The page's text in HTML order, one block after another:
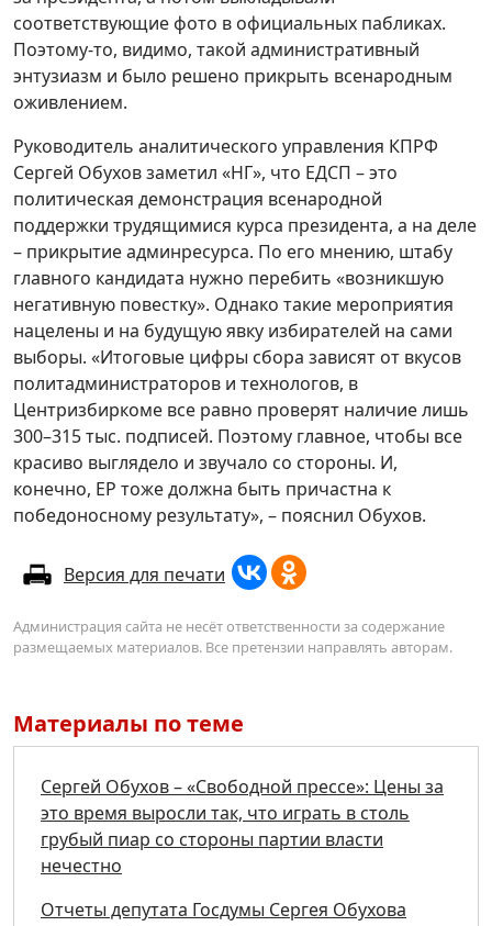
соответствующие фото в официальных пабликах.
Поэтому-то, видимо, такой административный
энтузиазм и было решено прикрыть всенародным
оживлением.
Руководитель аналитического управления КПРФ
Сергей Обухов заметил «НГ», что ЕДСП – это
политическая демонстрация всенародной
поддержки трудящимися курса президента, а на деле
– прикрытие админресурса. По его мнению, штабу
главного кандидата нужно перебить «возникшую
негативную повестку». Однако такие мероприятия
нацелены и на будущую явку избирателей на сами
выборы. «Итоговые цифры сбора зависят от вкусов
политадминистраторов и технологов, в
Центризбиркоме все равно проверят наличие лишь
300–315 тыс. подписей. Поэтому главное, чтобы все
красиво выглядело и звучало со стороны. И,
конечно, ЕР тоже должна быть причастна к
победоносному результату», – пояснил Обухов.
Версия для печати
Администрация сайта не несёт ответственности за содержание
размещаемых материалов. Все претензии направлять авторам.
Материалы по теме
Сергей Обухов – «Свободной прессе»: Цены за
это время выросли так, что играть в столь
грубый пиар со стороны партии власти
нечестно
Отчеты депутата Госдумы Сергея Обухова